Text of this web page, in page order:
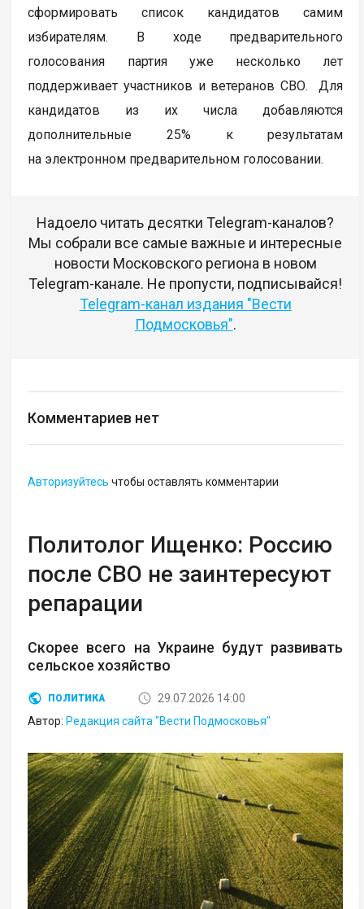
сформировать список кандидатов самим
избирателям. В ходе предварительного
голосования партия уже несколько лет
поддерживает участников и ветеранов СВО. Для
кандидатов из их числа добавляются
дополнительные 25% к результатам
на электронном предварительном голосовании.
Надоело читать десятки Telegram-каналов?
Мы собрали все самые важные и интересные
новости Московского региона в новом
Telegram-канале. Не пропусти, подписывайся!
Telegram-канал издания "Вести
Подмосковья".
Комментариев нет
Авторизуйтесь чтобы оставлять комментарии
Политолог Ищенко: Россию
после СВО не заинтересуют
репарации
Скорее всего на Украине будут развивать
сельское хозяйство
ПОЛИТИКА
29.07.2026 14:00
Автор: Редакция сайта "Вести Подмосковья"